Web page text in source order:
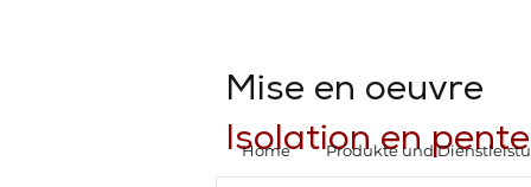
Home Produkte und
Mise en oeuvre
Isolation en pente